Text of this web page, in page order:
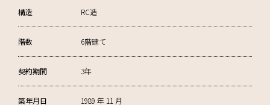
構造 RC造
階数 6階建て
契約期間 3年
築年月日 1989 年 11 月